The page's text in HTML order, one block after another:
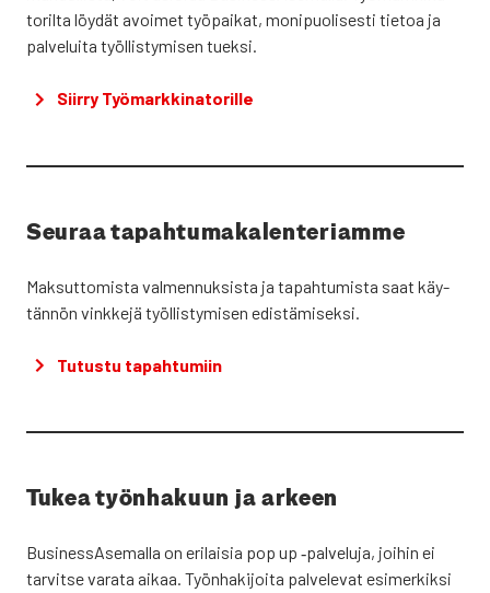
to­ril­ta löy­dät avoi­met työ­pai­kat, moni­puo­li­ses­ti tie­toa ja
pal­ve­lui­ta työl­lis­ty­mi­sen tuek­si.
Siir­ry Työ­mark­ki­na­to­ril­le
Seu­raa tapah­tu­ma­ka­len­te­riam­me
Mak­sut­to­mis­ta val­men­nuk­sis­ta ja tapah­tu­mis­ta saat käy­
tän­nön vink­ke­jä työl­lis­ty­mi­sen edis­tä­mi­sek­si.
Tutus­tu tapah­tu­miin
Tukea työn­ha­kuun ja arkeen
Business­Asemalla on eri­lai­sia pop up ‑pal­ve­lu­ja, joi­hin ei
tar­vit­se vara­ta aikaa. Työn­ha­ki­joi­ta pal­ve­le­vat esi­mer­kik­si